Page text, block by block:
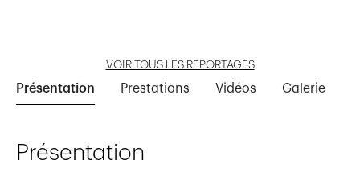
VOIR TOUS LES REPORTAGES
Présentation Prestations Vidéos Galerie
Présentation